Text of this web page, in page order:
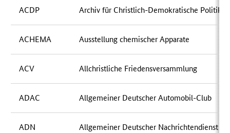
ACDP Archiv für Christlich-Demokratische Politik
ACHEMA Ausstellung chemischer Apparate
ACV Allchristliche Friedensversammlung
ADAC Allgemeiner Deutscher Automobil-Club
ADN Allgemeiner Deutscher Nachrichtendienst